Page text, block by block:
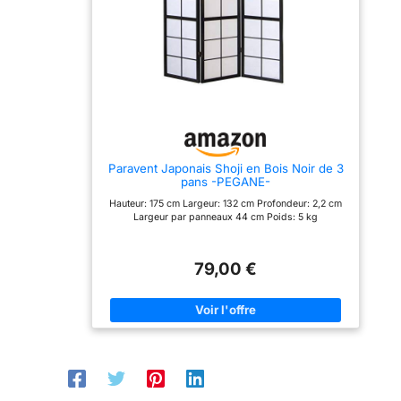
naturels et élégants : La
structure en bois massif
riz blanc offrent un rendu
chaleureux qui s'intègre
de pièce, cloison
décoratif dans un salon,
une chambre, un bureau
espace intime
Paravent Japonais Shoji en Bois Noir de 3
pans -PEGANE-
Hauteur: 175 cm Largeur: 132 cm Profondeur: 2,2 cm
Largeur par panneaux 44 cm Poids: 5 kg
79,00 €